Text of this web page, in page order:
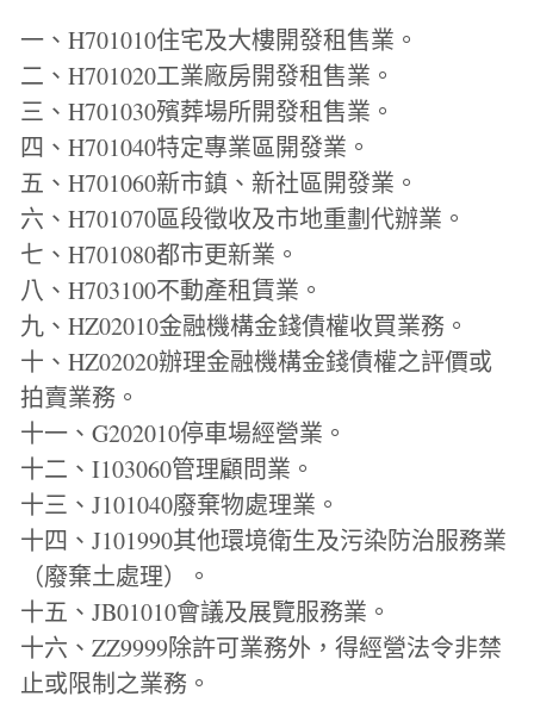
一、H701010住宅及大樓開發租售業。
二、H701020工業廠房開發租售業。
三、H701030殯葬場所開發租售業。
四、H701040特定專業區開發業。
五、H701060新市鎮、新社區開發業。
六、H701070區段徵收及市地重劃代辦業。
七、H701080都市更新業。
八、H703100不動產租賃業。
九、HZ02010金融機構金錢債權收買業務。
十、HZ02020辦理金融機構金錢債權之評價或
拍賣業務。
十一、G202010停車場經營業。
十二、I103060管理顧問業。
十三、J101040廢棄物處理業。
十四、J101990其他環境衛生及污染防治服務業
（廢棄土處理）。
十五、JB01010會議及展覽服務業。
十六、ZZ9999除許可業務外，得經營法令非禁
止或限制之業務。